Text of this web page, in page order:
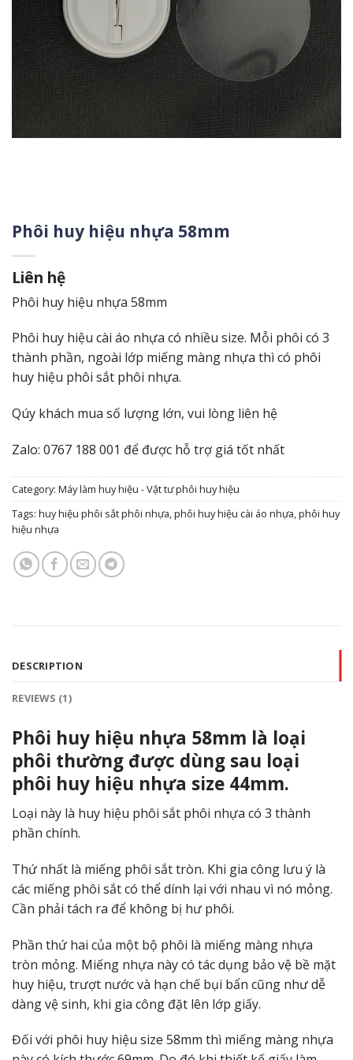
Phôi huy hiệu nhựa 58mm
Liên hệ
Phôi huy hiệu nhựa 58mm
Phôi huy hiệu cài áo nhựa có nhiều size. Mỗi phôi có 3
thành phần, ngoài lớp miếng màng nhựa thì có phôi
huy hiệu phôi sắt phôi nhựa.
Qúy khách mua số lượng lớn, vui lòng liên hệ
Zalo: 0767 188 001 để được hỗ trợ giá tốt nhất
Category: Máy làm huy hiệu - Vật tư phôi huy hiệu
Tags: huy hiệu phôi sắt phôi nhựa,phôi huy hiệu cài áo nhựa,phôi huy
hiệu nhựa
DESCRIPTION
REVIEWS (1)
Phôi huy hiệu nhựa 58mm là loại
phôi thường được dùng sau loại
phôi huy hiệu nhựa size 44mm.
Loại này là huy hiệu phôi sắt phôi nhựa có 3 thành
phần chính.
Thứ nhất là miếng phôi sắt tròn. Khi gia công lưu ý là
các miếng phôi sắt có thể dính lại với nhau vì nó mỏng.
Cần phải tách ra để không bị hư phôi.
Phần thứ hai của một bộ phôi là miếng màng nhựa
tròn mỏng. Miếng nhựa này có tác dụng bảo vệ bề mặt
huy hiệu, trượt nước và hạn chế bụi bẩn cũng như dễ
dàng vệ sinh, khi gia công đặt lên lớp giấy.
Đối với phôi huy hiệu size 58mm thì miếng màng nhựa